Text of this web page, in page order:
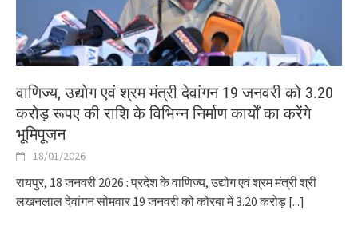
वाणिज्य, उद्योग एवं श्रम मंत्री देवांगन 19 जनवरी को 3.20
करोड़ रूपए की राशि के विभिन्न निर्माण कार्यों का करेंगे
भूमिपूजन
18/01/2026
रायपुर, 18 जनवरी 2026 : प्रदेश के वाणिज्य, उद्योग एवं श्रम मंत्री श्री
लखनलाल देवांगन सोमवार 19 जनवरी को कोरबा में 3.20 करोड़ [...]